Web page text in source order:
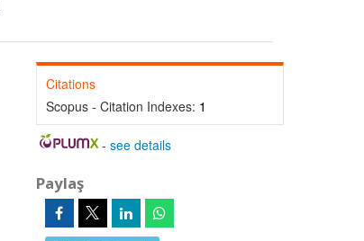
Citations
Scopus - Citation Indexes: 1
-see details
Paylaş